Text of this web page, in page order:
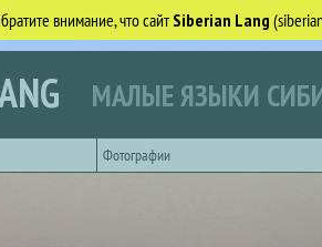
внимание, что сайтSiberian Lang
МАЛЫЕ ЯЗЫКИ
Фотографии